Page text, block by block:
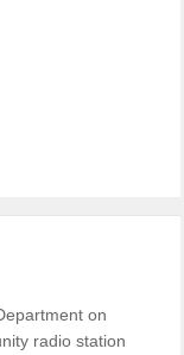
on
radio station